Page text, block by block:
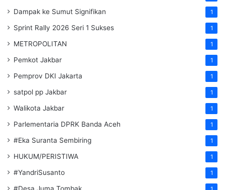
Dampak ke Sumut Signifikan 1
Sprint Rally 2026 Seri 1 Sukses 1
METROPOLITAN 1
Pemkot Jakbar 1
Pemprov DKI Jakarta 1
satpol pp Jakbar 1
Walikota Jakbar 1
Parlementaria DPRK Banda Aceh 1
#Eka Suranta Sembiring 1
HUKUM/PERISTIWA 1
#YandriSusanto 1
#Desa Juma Tombak